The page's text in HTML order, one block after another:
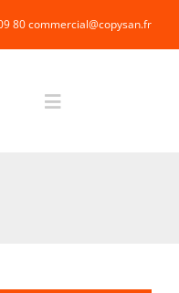
80commercial@copysan.fr
Toggle